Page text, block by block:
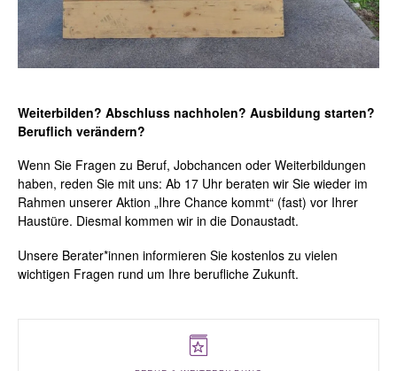
Weiterbilden? Abschluss nachholen? Ausbildung starten?
Beruflich verändern?
Wenn Sie Fragen zu Beruf, Jobchancen oder Weiterbildungen
haben, reden Sie mit uns: Ab 17 Uhr beraten wir Sie wieder im
Rahmen unserer Aktion „Ihre Chance kommt“ (fast) vor Ihrer
Haustüre. Diesmal kommen wir in die Donaustadt.
Unsere Berater*innen informieren Sie kostenlos zu vielen
wichtigen Fragen rund um Ihre berufliche Zukunft.